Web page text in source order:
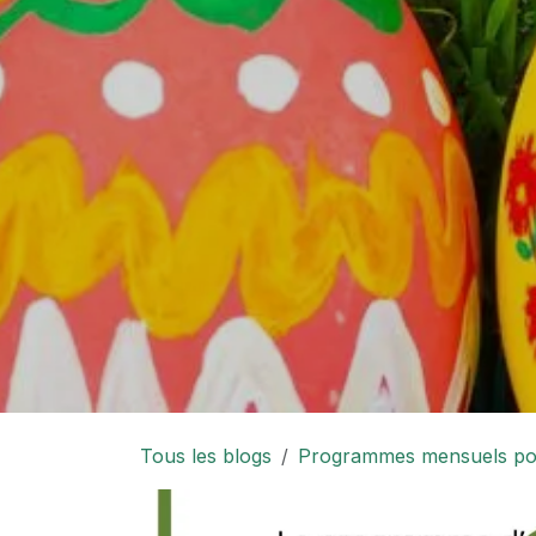
Tous les blogs Programmes mensuels